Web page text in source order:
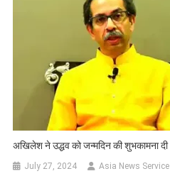
अखिलेश ने उद्धव को जन्मदिन की शुभकामना दी
July 27, 2024 Asia News Service